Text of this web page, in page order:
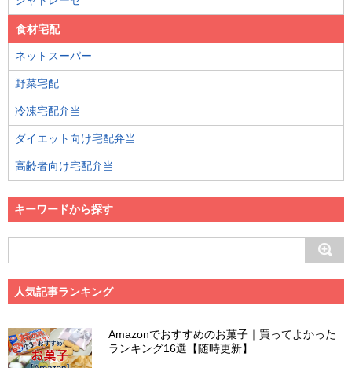
食材宅配
ネットスーパー
野菜宅配
冷凍宅配弁当
ダイエット向け宅配弁当
高齢者向け宅配弁当
キーワードから探す
人気記事ランキング
Amazonでおすすめのお菓子｜買ってよかった
ランキング16選【随時更新】